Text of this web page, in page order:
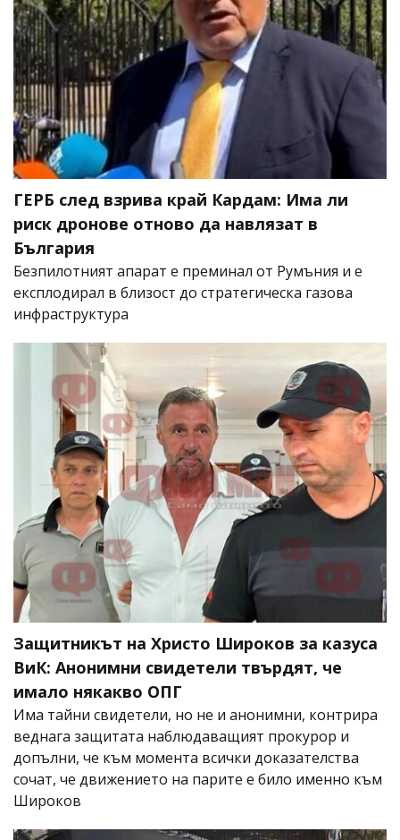
ГЕРБ след взрива край Кардам: Има ли
риск дронове отново да навлязат в
България
Безпилотният апарат е преминал от Румъния и е
експлодирал в близост до стратегическа газова
инфраструктура
Защитникът на Христо Широков за казуса
ВиК: Анонимни свидетели твърдят, че
имало някакво ОПГ
Има тайни свидетели, но не и анонимни, контрира
веднага защитата наблюдаващият прокурор и
допълни, че към момента всички доказателства
сочат, че движението на парите е било именно към
Широков